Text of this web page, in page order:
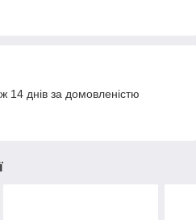
14 днів за домовленістю